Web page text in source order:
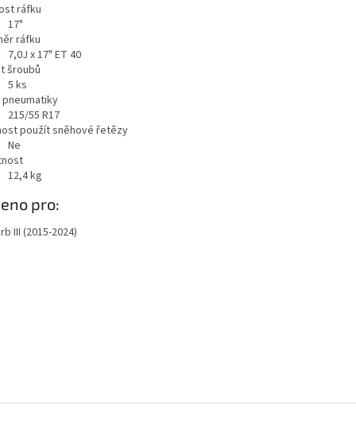
ráfku
17"
ráfku
7,0J x 17" ET 40
šroubů
5 ks
pneumatiky
215/55 R17
použít sněhové řetězy
Ne
12,4kg
pro:
III (2015-2024)